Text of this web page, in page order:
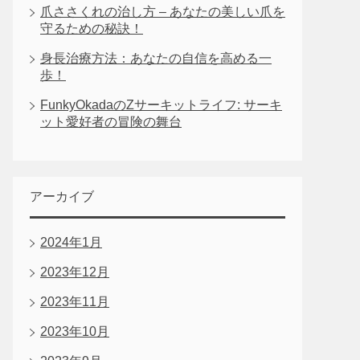
爪ささくれの治し方 – あなたの美しい爪を
守るための秘訣！
身長治療方法：あなたの自信を高める一
歩！
FunkyOkadaのZサーキットライフ: サーキ
ット愛好者の冒険の舞台
アーカイブ
2024年1月
2023年12月
2023年11月
2023年10月